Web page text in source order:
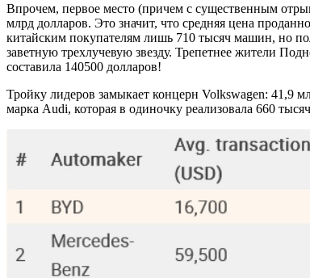
Впрочем, первое место (причем с существенным
млрд долларов. Это значит, что средняя цена
китайским покупателям лишь 710 тысяч машин, но
заветную трехлучевую звезду. Трепетнее жители
составила 140500 долларов!
Тройку лидеров замыкает концерн Volkswagen: 41,9
марка Audi, которая в одиночку реализовала 660